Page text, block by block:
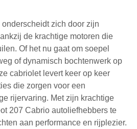
zich door zijn
de krachtige motoren die
Of het nu gaat om soepel
of dynamisch bochtenwerk op
cabriolet levert keer op keer
die zorgen voor een
rijervaring. Met zijn krachtige
207 Cabrio autoliefhebbers te
aan performance en rijplezier.